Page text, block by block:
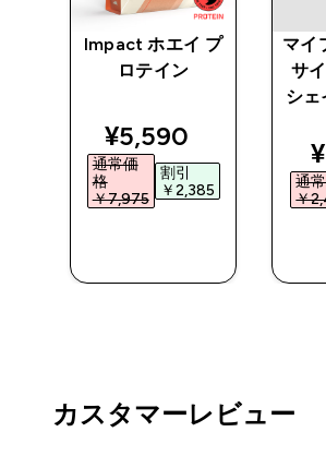
price
Impact ホエイ プ
ロテイン
discounted price
¥5,590‎
通常価
格
￥7,975‎
割引
￥2,385‎
マイ
サ
シェ
通
￥
カスタマーレビュー